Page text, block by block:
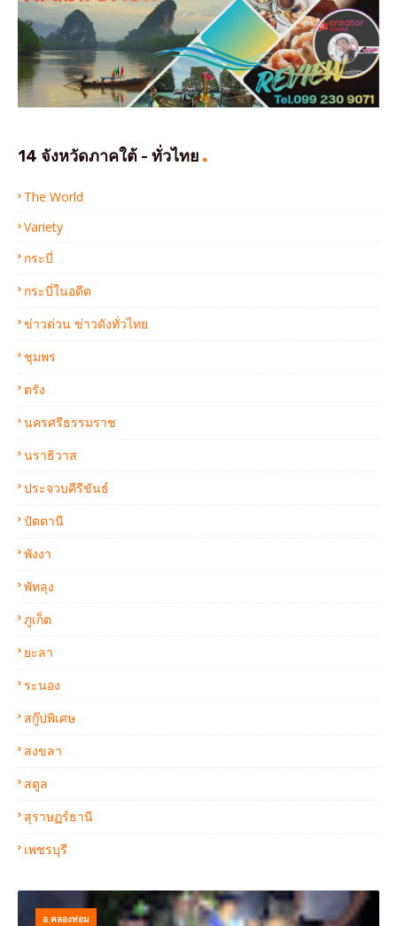
14 จังหวัดภาคใต้ - ทั่วไทย
The World
Variety
กระบี่
กระบี่ในอดีต
ข่าวด่วน ข่าวดังทั่วไทย
ชุมพร
ตรัง
นครศรีธรรมราช
นราธิวาส
ประจวบคีรีขันธ์
ปัตตานี
พังงา
พัทลุง
ภูเก็ต
ยะลา
ระนอง
สกู๊ปพิเศษ
สงขลา
สตูล
สุราษฏร์ธานี
เพชรบุรี
อ.คลองท่อม